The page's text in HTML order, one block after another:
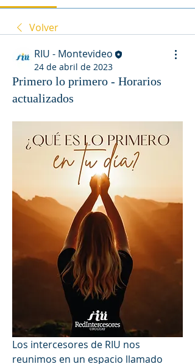
Volver
RIU - Montevideo
24 de abril de 2023
Primero lo primero - Horarios
actualizados
Los intercesores de RIU nos